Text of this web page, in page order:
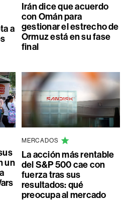
a
Irán dice que acuerdo
con Omán para
gestionar el estrecho de
Ormuz está en su fase
final
un
MERCADOS
La acción más rentable
del S&P 500 cae con
fuerza tras sus
resultados: qué
preocupa al mercado